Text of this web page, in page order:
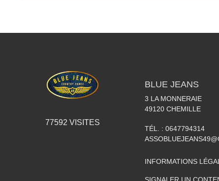
77592 VISITES
BLUE JEANS
3 LA MONNERAIE
49120 CHEMILLE
TÉL. : 0647794314
INFORMATIONS
SIGNALER UN